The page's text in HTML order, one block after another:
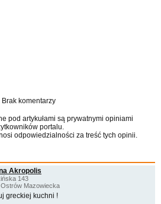
Brak komentarzy
pod artykułami są prywatnymi opiniami
portalu.
odpowiedzialności za treść tych opinii.
Akropolis
143
Mazowiecka
greckiej kuchni !